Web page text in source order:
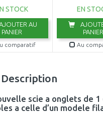
STOCK
AU
PANIER
comparatif
EN
PANIER
Au
Description
scie a onglets de
a celle d’un modele